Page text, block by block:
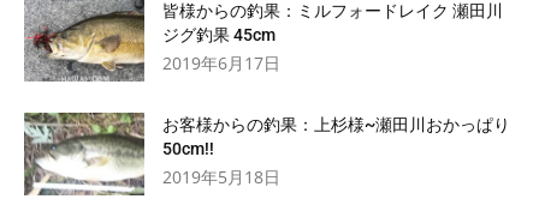
皆様からの釣果：ミルフォードレイク 瀬田川
ジグ釣果 45cm
2019年6月17日
お客様からの釣果：上杉様~瀬田川おかっぱり
50cm!!
2019年5月18日